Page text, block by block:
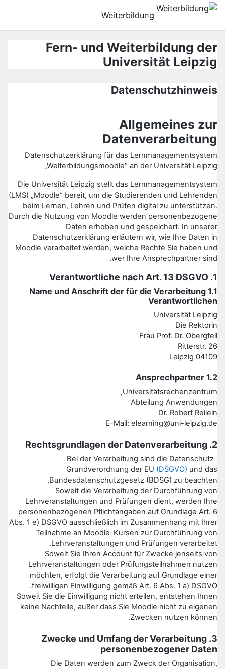
پرش به محتوای اصلی
Weiterbildung
Fern- und Weiterbildung der
Universität Leipzig
Datenschutzhinweis
Allgemeines zur
Datenverarbeitung
Datenschutzerklärung für das Lernmanagementsystem
„Weiterbildungsmoodle“ an der Universität Leipzig
Die Universität Leipzig stellt das Lernmanagementsystem
(LMS) „Moodle“ bereit, um die Studierenden und Lehrenden
beim Lernen, Lehren und Prüfen digital zu unterstützen.
Durch die Nutzung von Moodle werden personenbezogene
Daten erhoben und gespeichert. In unserer
Datenschutzerklärung erläutern wir, wie Ihre Daten in
Moodle verarbeitet werden, welche Rechte Sie haben und
wer Ihre Ansprechpartner sind.
1. Verantwortliche nach Art. 13 DSGVO
1.1 Name und Anschrift der für die Verarbeitung
Verantwortlichen
Universität Leipzig
Die Rektorin
Frau Prof. Dr. Obergfell
Ritterstr. 26
04109 Leipzig
1.2 Ansprechpartner
Universitätsrechenzentrum,
Abteilung Anwendungen
Dr. Robert Reilein
E-Mail: elearning@uni-leipzig.de
2. Rechtsgrundlagen der Datenverarbeitung
Bei der Verarbeitung sind die Datenschutz-
Grundverordnung der EU (DSGVO) und das
Bundesdatenschutzgesetz (BDSG) zu beachten.
Soweit die Verarbeitung der Durchführung von
Lehrveranstaltungen und Prüfungen dient, werden Ihre
personenbezogenen Pflichtangaben auf Grundlage Art. 6
Abs. 1 e) DSGVO ausschließlich im Zusammenhang mit Ihrer
Teilnahme an Moodle-Kursen zur Durchführung von
Lehrveranstaltungen und Prüfungen verarbeitet.
Soweit Sie Ihren Account für Zwecke jenseits von
Lehrveranstaltungen oder Prüfungsteilnahmen nutzen
möchten, erfolgt die Verarbeitung auf Grundlage einer
freiwilligen Einwilligung gemäß Art. 6 Abs. 1 a) DSGVO.
Soweit Sie die Einwilligung nicht erteilen, entstehen Ihnen
keine Nachteile, außer dass Sie Moodle nicht zu eigenen
Zwecken nutzen können.
3. Zwecke und Umfang der Verarbeitung
personenbezogener Daten
Die Daten werden zum Zweck der Organisation,